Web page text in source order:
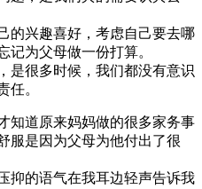
的兴趣喜好，考虑自己要去哪
记为父母做一份打算。
是很多时候，我们都没有意识
任。
知道原来妈妈做的很多家务事
服是因为父母为他付出了很
抑的语气在我耳边轻声告诉我